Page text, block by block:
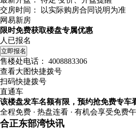
交房时间：
以实际购房合同说明为准
网易新房
限时免费获取楼盘专属优惠
人已报名
立即报名
售楼处电话：
4008883306
查看大图快捷拨号
扫码快捷拨号
直通车
该楼盘发车名额有限，预约抢免费专车
全程免费 · 热盘连看 · 有机会享受免费
合正东部湾快讯